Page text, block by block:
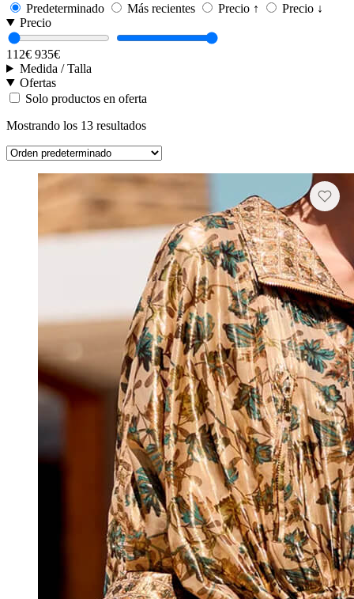
Predeterminado
Más recientes Precio ↑
Precio ↓
Precio
112€ 935€
Medida / Talla
Ofertas
Solo productos en oferta
Mostrando los 13 resultados